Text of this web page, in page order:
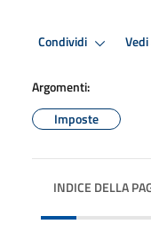
Condividi
Argomenti:
Imposte
INDICE DELLA